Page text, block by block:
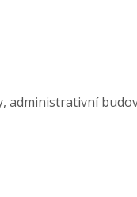
administrativní